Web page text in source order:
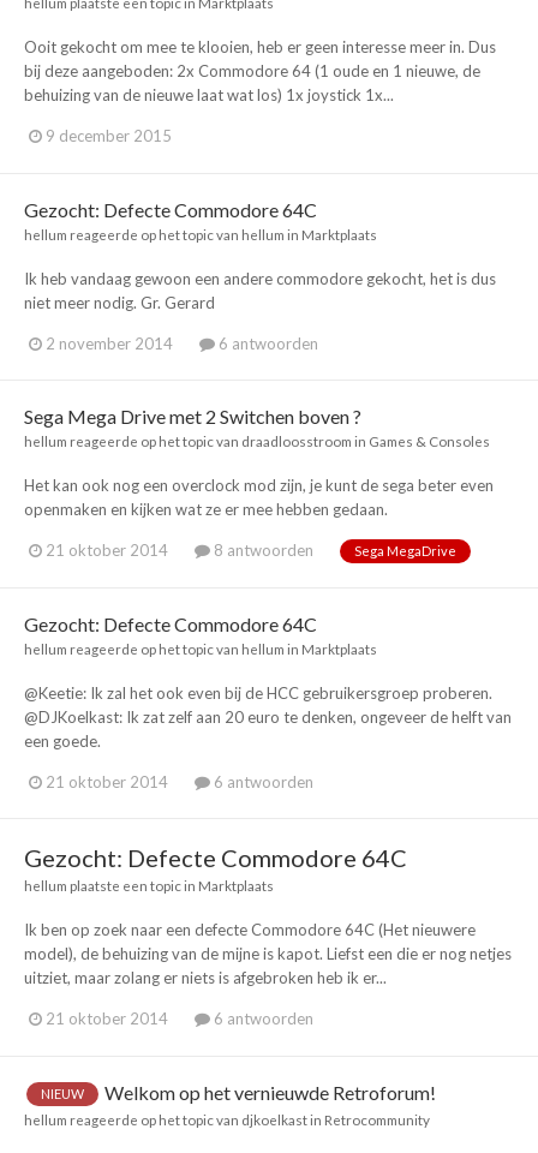
Ooit gekocht om mee te klooien, heb er geen interesse meer in. Dus
bij deze aangeboden: 2x Commodore 64 (1 oude en 1 nieuwe, de
behuizing van de nieuwe laat wat los) 1x joystick 1x...
9 december 2015
Gezocht: Defecte Commodore 64C
hellum reageerde op het topic van hellum in Marktplaats
Ik heb vandaag gewoon een andere commodore gekocht, het is dus
niet meer nodig. Gr. Gerard
2 november 2014 6 antwoorden
Sega Mega Drive met 2 Switchen boven ?
hellum reageerde op het topic van draadloosstroom in Games & Consoles
Het kan ook nog een overclock mod zijn, je kunt de sega beter even
openmaken en kijken wat ze er mee hebben gedaan.
21 oktober 2014 8 antwoorden Sega MegaDrive
Gezocht: Defecte Commodore 64C
hellum reageerde op het topic van hellum in Marktplaats
@Keetie: Ik zal het ook even bij de HCC gebruikersgroep proberen.
@DJKoelkast: Ik zat zelf aan 20 euro te denken, ongeveer de helft van
een goede.
21 oktober 2014 6 antwoorden
Gezocht: Defecte Commodore 64C
hellum plaatste een topic in Marktplaats
Ik ben op zoek naar een defecte Commodore 64C (Het nieuwere
model), de behuizing van de mijne is kapot. Liefst een die er nog netjes
uitziet, maar zolang er niets is afgebroken heb ik er...
21 oktober 2014 6 antwoorden
NIEUW Welkom op het vernieuwde Retroforum!
hellum reageerde op het topic van djkoelkast in Retrocommunity